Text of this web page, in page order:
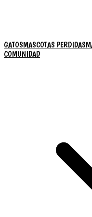
GATOSMASCOTAS PERDIDAS
COMUNIDAD